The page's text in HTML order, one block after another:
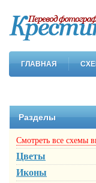
ГЛАВНАЯ
Разделы
Смотреть все схемы
Цветы
Иконы